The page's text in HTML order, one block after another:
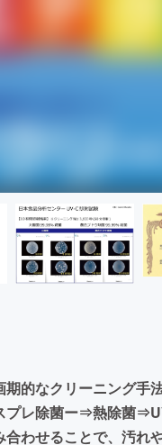
的なクリーニング手
プレ除菌ー⇒熱除菌
わせることで、汚れ